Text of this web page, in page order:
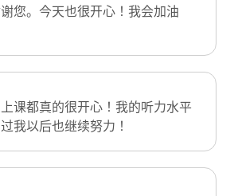
您。今天也很开心！我会加油
课都真的很开心！我的听力水平
我以后也继续努力！